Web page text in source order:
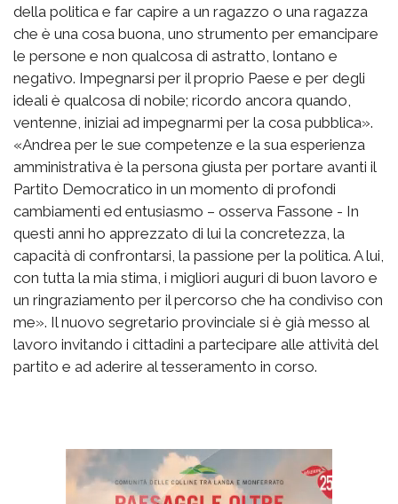
della politica e far capire a un ragazzo o una ragazza
che è una cosa buona, uno strumento per emancipare
le persone e non qualcosa di astratto, lontano e
negativo. Impegnarsi per il proprio Paese e per degli
ideali è qualcosa di nobile; ricordo ancora quando,
ventenne, iniziai ad impegnarmi per la cosa pubblica».
«Andrea per le sue competenze e la sua esperienza
amministrativa è la persona giusta per portare avanti il
Partito Democratico in un momento di profondi
cambiamenti ed entusiasmo – osserva Fassone - In
questi anni ho apprezzato di lui la concretezza, la
capacità di confrontarsi, la passione per la politica. A lui,
con tutta la mia stima, i migliori auguri di buon lavoro e
un ringraziamento per il percorso che ha condiviso con
me». Il nuovo segretario provinciale si è già messo al
lavoro invitando i cittadini a partecipare alle attività del
partito e ad aderire al tesseramento in corso.